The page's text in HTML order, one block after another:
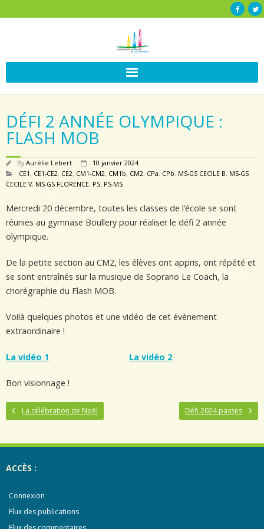
DÉFI 2 ANNÉE OLYMPIQUE :
FLASH MOB
ByAurélie Lebert
10 janvier 2024
CE1, CE1-CE2, CE2, CM1-CM2, CM1b, CM2, CPa, CPb, MS-GS CECILE B, MS-GS
CECILE V, MS-GS FLORENCE, PS, PS-MS
Mercredi 20 décembre, toutes les classes de l’école se sont
réunies au gymnase Boullery pour réaliser le défi 2 année
olympique.
De la petite section au CM2, les élèves ont appris, ont répété et
se sont entraînés sur la musique de Soprano Le Coach, la
chorégraphie du Flash MOB.
Voilà quelques photos et une vidéo de cet évènement
extraordinaire !
La vidéo 1 La vidéo 2
Bon visionnage !
La célébration de Noël Défi 2024 passes
ACCÈS :
Connexion
Flux des publications